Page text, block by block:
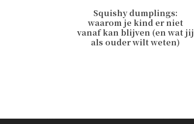
Squishy dumplings:
waarom je kind er niet
vanaf kan blijven (en wat jij
als ouder wilt weten)